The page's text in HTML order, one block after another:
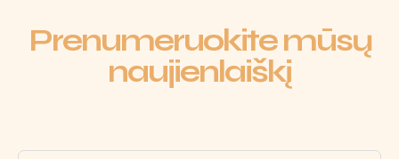
Prenumeruokite mūsų
naujienlaiškį